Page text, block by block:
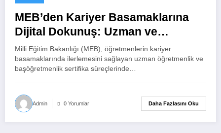
MEB’den Kariyer Basamaklarına
Dijital Dokunuş: Uzman ve
Başöğretmenlik Sınavları Online
Oluyor
Milli Eğitim Bakanlığı (MEB), öğretmenlerin kariyer
basamaklarında ilerlemesini sağlayan uzman öğretmenlik ve
başöğretmenlik sertifika süreçlerinde…
Admin 0 Yorumlar Daha Fazlasını Oku